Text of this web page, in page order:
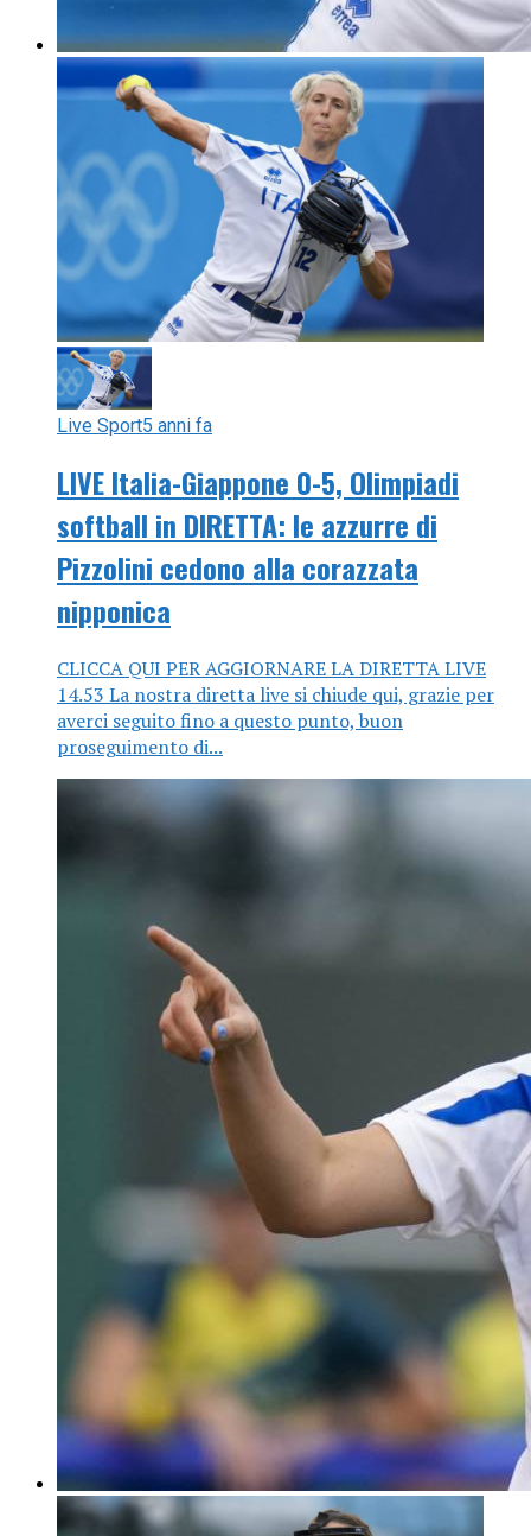
Live Sport5 anni fa
LIVE Italia-Giappone 0-5, Olimpiadi
softball in DIRETTA: le azzurre di
Pizzolini cedono alla corazzata
nipponica
CLICCA QUI PER AGGIORNARE LA DIRETTA LIVE
14.53 La nostra diretta live si chiude qui, grazie per
averci seguito fino a questo punto, buon
proseguimento di...